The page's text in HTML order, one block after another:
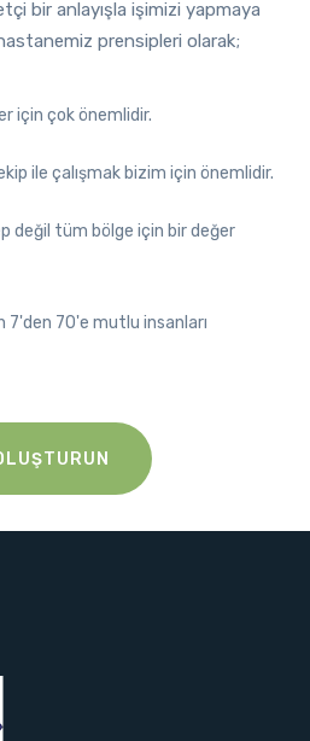
bir anlayışla işimizi yapmaya
prensipleri olarak;
için çok önemlidir.
ile çalışmak bizim için önemlidir.
değil tüm bölge için bir değer
7'den 70'e mutlu insanları